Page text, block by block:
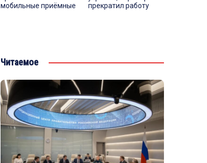
мобильные приёмные
прекратил работу
Читаемое